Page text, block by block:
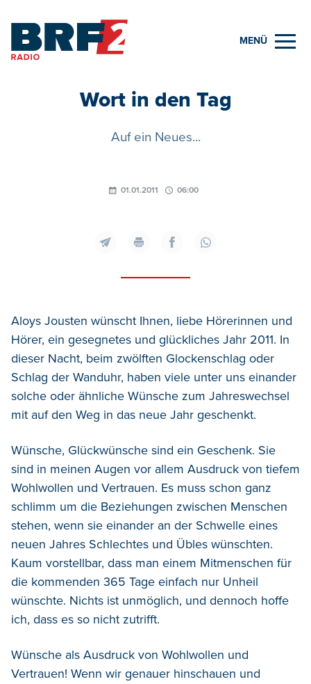
MENÜ
Wort in den Tag
Auf ein Neues...
01.01.2011 06:00
Aloys Jousten wünscht Ihnen, liebe Hörerinnen und
Hörer, ein gesegnetes und glückliches Jahr 2011. In
dieser Nacht, beim zwölften Glockenschlag oder
Schlag der Wanduhr, haben viele unter uns einander
solche oder ähnliche Wünsche zum Jahreswechsel
mit auf den Weg in das neue Jahr geschenkt.
Wünsche, Glückwünsche sind ein Geschenk. Sie
sind in meinen Augen vor allem Ausdruck von tiefem
Wohlwollen und Vertrauen. Es muss schon ganz
schlimm um die Beziehungen zwischen Menschen
stehen, wenn sie einander an der Schwelle eines
neuen Jahres Schlechtes und Übles wünschten.
Kaum vorstellbar, dass man einem Mitmenschen für
die kommenden 365 Tage einfach nur Unheil
wünschte. Nichts ist unmöglich, und dennoch hoffe
ich, dass es so nicht zutrifft.
Wünsche als Ausdruck von Wohlwollen und
Vertrauen! Wenn wir genauer hinschauen und